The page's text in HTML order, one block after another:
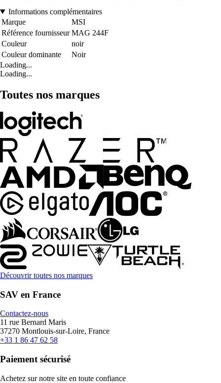
Informations complémentaires
Marque
MSI
Référence fournisseur MAG 244F
Couleur
noir
Couleur dominante
Noir
Loading...
Loading...
Toutes nos marques
Découvrir toutes nos marques
SAV en France
Contactez-nous
11 rue Bernard Maris
37270 Montlouis-sur-Loire, France
+33 1 86 47 62 58
Paiement sécurisé
Achetez sur notre site en toute confiance